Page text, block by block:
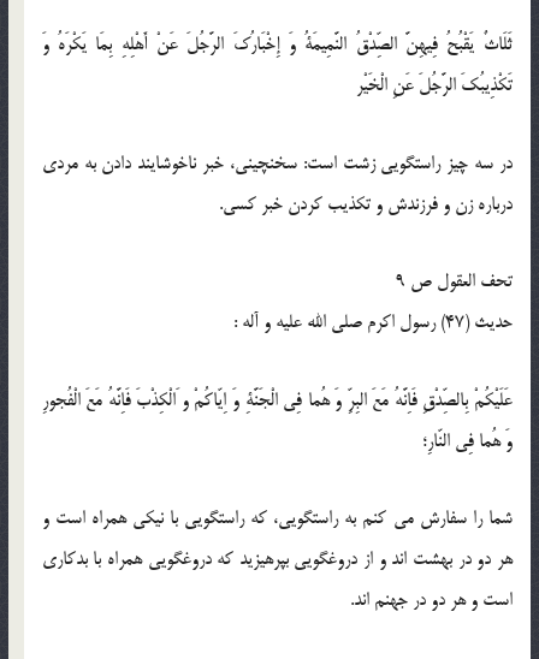
ثَلَاثٌ يَقْبُحُ فِيهِنَّ الصِّدْقُ النَّمِيمَةُ وَ إِخْبَارُكَ الرَّجُلَ عَنْ أَهْلِهِ بِمَا يَكْرَهُ وَ
تَكْذِيبُكَ الرَّجُلَ عَنِ الْخَيْر
در سه چيز راستگويى زشت است: سخن‏چينى، خبر ناخوشايند دادن به مردى
درباره زن و فرزندش و تكذيب كردن خبر كسى.
تحف العقول ص 9
حدیث (47) رسول اكرم صلى‏ الله‏ عليه ‏و ‏آله :
عَلَيْكُمْ بِالصِّدْقِ فَاِنَّهُ مَعَ البِرِّ وَ هُما فِى الْجَنَّةِ وَ اِيّاكُمْ و َالْكِذْبَ فَاِنَّهُ مَعَ الْفُجورِ
وَ هُما فِى النّارِ؛
شما را سفارش مى‏ كنم به راستگويى، كه راستگويى با نيكى همراه است و
هر دو در بهشت ‏اند و از دروغگويى بپرهيزيد كه دروغگويى همراه با بدكارى
است و هر دو در جهنم ‏اند.